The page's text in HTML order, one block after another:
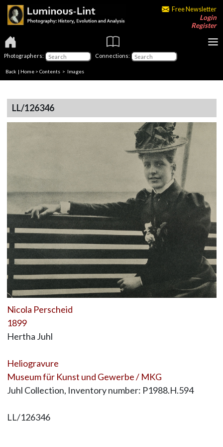
Free Newsletter
Login
Register
Photographers: Connections:
Back | Home > Contents > Images
LL/126346
Nicola Perscheid
1899
Hertha Juhl
Heliogravure
Museum für Kunst und Gewerbe / MKG
Juhl Collection, Inventory number: P1988.H.594
LL/126346